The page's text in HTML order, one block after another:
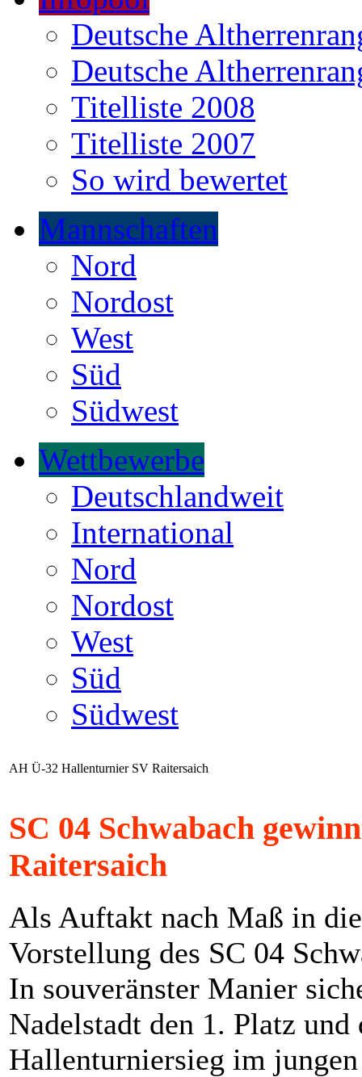
Deutsche
Deutsche
Titelliste 2008
Titelliste 2007
So wird bewertet
Mannschaften
Nord
Nordost
West
Süd
Südwest
Wettbewerbe
Deutschlandweit
International
Nord
Nordost
West
Süd
Südwest
AH Ü-32 Hallenturnier SV Raitersaich
SC 04 Schwabach
Raitersaich
Als Auftakt nach Maß in
Vorstellung des SC 04
In souveränster Manier
Nadelstadt den 1. Platz und
Hallenturniersieg im